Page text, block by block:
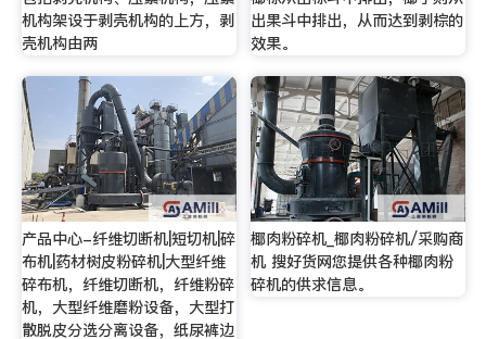
机构架设于剥壳机构的上方，剥
壳机构由两
出果斗中排出，从而达到剥棕的
效果。
产品中心-纤维切断机|短切机|碎
布机|药材树皮粉碎机|大型纤维
碎布机，纤维切断机，纤维粉碎
机，大型纤维磨粉设备，大型打
散脱皮分选分离设备，纸尿裤边
椰肉粉碎机_椰肉粉碎机/采购商
机 搜好货网您提供各种椰肉粉
碎机的供求信息。